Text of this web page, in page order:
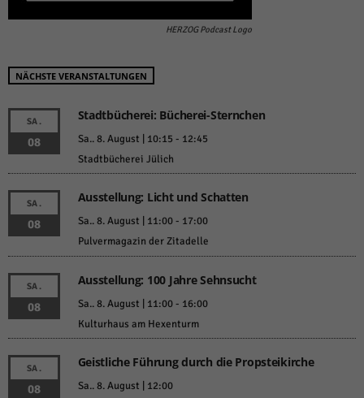
HERZOG Podcast Logo
NÄCHSTE VERANSTALTUNGEN
SA.
08
Stadtbücherei: Bücherei-Sternchen
Sa.. 8. August | 10:15 - 12:45
Stadtbücherei Jülich
SA.
08
Ausstellung: Licht und Schatten
Sa.. 8. August | 11:00- 17:00
Pulvermagazin der Zitadelle
SA.
08
Ausstellung: 100 Jahre Sehnsucht
Sa.. 8. August | 11:00- 16:00
Kulturhaus am Hexenturm
SA.
08
Geistliche Führung durch die Propsteikirche
Sa.. 8. August | 12:00